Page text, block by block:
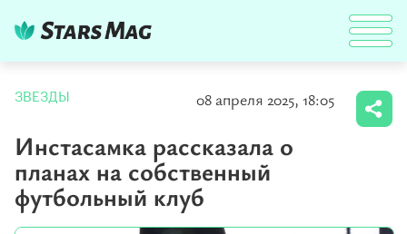
ЗВЕЗДЫ 08 апреля 2025, 18:05
Инстасамка рассказала о
планах на собственный
футбольный клуб